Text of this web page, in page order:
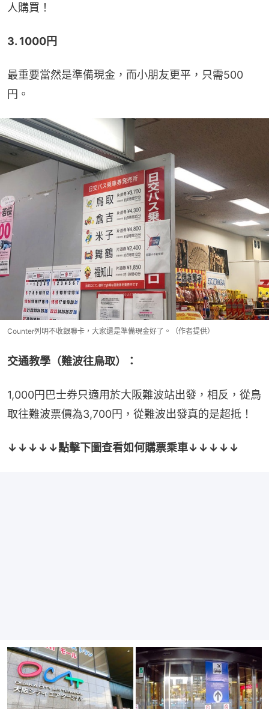
人購買！
3. 1000円
最重要當然是準備現金，而小朋友更平，只需500
円。
Counter列明不收銀聯卡，大家還是準備現金好了。（作者提供）
交通教學（難波往鳥取）：
1,000円巴士券只適用於大阪難波站出發，相反，從鳥
取往難波票價為3,700円，從難波出發真的是超抵！
↓↓↓↓↓點擊下圖查看如何購票乘車↓↓↓↓↓